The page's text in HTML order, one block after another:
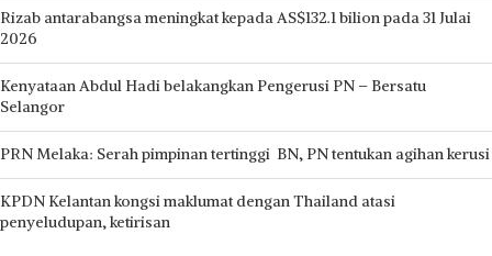
Rizab antarabangsa meningkat kepada AS$132.1 bilion pada 31 Julai
2026
Kenyataan Abdul Hadi belakangkan Pengerusi PN – Bersatu
Selangor
PRN Melaka: Serah pimpinan tertinggi BN, PN tentukan agihan kerusi
KPDN Kelantan kongsi maklumat dengan Thailand atasi
penyeludupan, ketirisan